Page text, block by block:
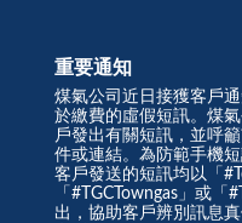
重要通知
煤氣公司近日接獲客戶
於繳費的虛假短訊。煤
戶發出有關短訊，並呼
件或連結。為防範手機
客戶發送的短訊均以「
「#TGCTowngas」或「
出，協助客戶辨別訊息真